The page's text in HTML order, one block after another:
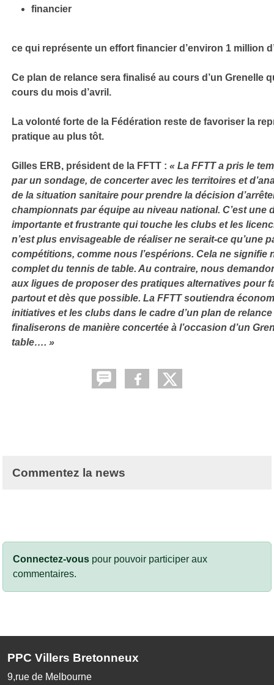
financier
ce qui représente un effort financier d’environ 1 million
Ce plan de relance sera finalisé au cours d’un Grenelle
cours du mois d’avril.
La volonté forte de la Fédération reste de favoriser la
pratique au plus tôt.
Gilles ERB, président de la FFTT : « La FFTT a pris le
par un sondage, de concerter avec les territoires et
de la situation sanitaire pour prendre la décision
championnats par équipe au niveau national. C’est une
importante et frustrante qui touche les clubs et les
n’est plus envisageable de réaliser ne serait-ce qu’une
compétitions, comme nous l’espérions. Cela ne signifie
complet du tennis de table. Au contraire, nous
aux ligues de proposer des pratiques alternatives pour
partout et dès que possible. La FFTT soutiendra
initiatives et les clubs dans le cadre d’un plan de
finaliserons de manière concertée à l’occasion d’un
table…. »
Commentez la news
Connectez-vous pour pouvoir participer aux
commentaires.
PPC Villers Bretonneux
9,rue de Melbourne